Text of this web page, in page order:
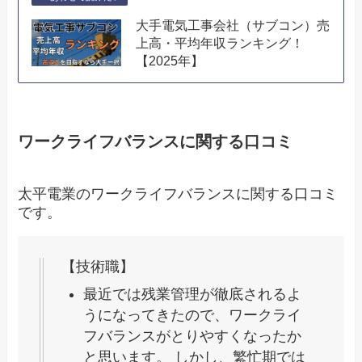
大手電気工事会社（サブコン）売
上高・平均年収ランキング！
【2025年】
ワークライフバランスに関する口コミ
太平電業のワークライフバランスに関する口コミ
です。
【技術職】
最近では残業管理が徹底されるよ
うになってきたので、ワークライ
フバランスがとりやすくなったか
と思います。 しかし、繁忙期では